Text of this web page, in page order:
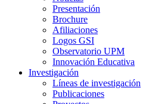
Presentación
Brochure
Afiliaciones
Logos GSI
Observatorio UPM
Innovación Educativa
Investigación
Líneas de investigación
Publicaciones